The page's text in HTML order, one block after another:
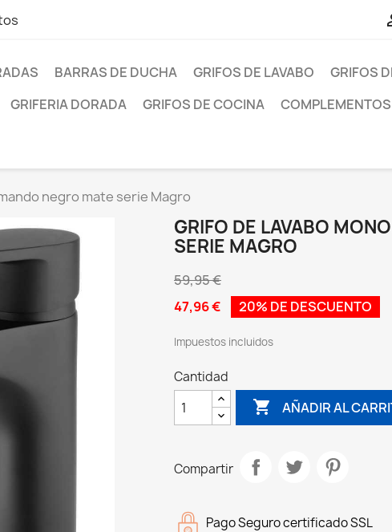
BARRAS DE DUCHA GRIFOS DE LAVABO GRIFOS
GRIFERIA DORADA GRIFOS DE COCINA
negro mate serie Magro
GRIFO DE LAVABO
SERIE MAGRO
59,95 €
47,96 €
20% DE DESCUENTO
Impuestos incluidos
Cantidad
 AÑADIR AL
Compartir
Pago Seguro certificado SSL